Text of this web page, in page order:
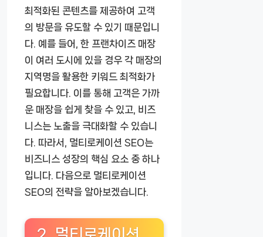
최적화된 콘텐츠를 제공하여 고객
의 방문을 유도할 수 있기 때문입니
다. 예를 들어, 한 프랜차이즈 매장
이 여러 도시에 있을 경우 각 매장의
지역명을 활용한 키워드 최적화가
필요합니다. 이를 통해 고객은 가까
운 매장을 쉽게 찾을 수 있고, 비즈
니스는 노출을 극대화할 수 있습니
다. 따라서, 멀티로케이션 SEO는
비즈니스 성장의 핵심 요소 중 하나
입니다. 다음으로 멀티로케이션
SEO의 전략을 알아보겠습니다.